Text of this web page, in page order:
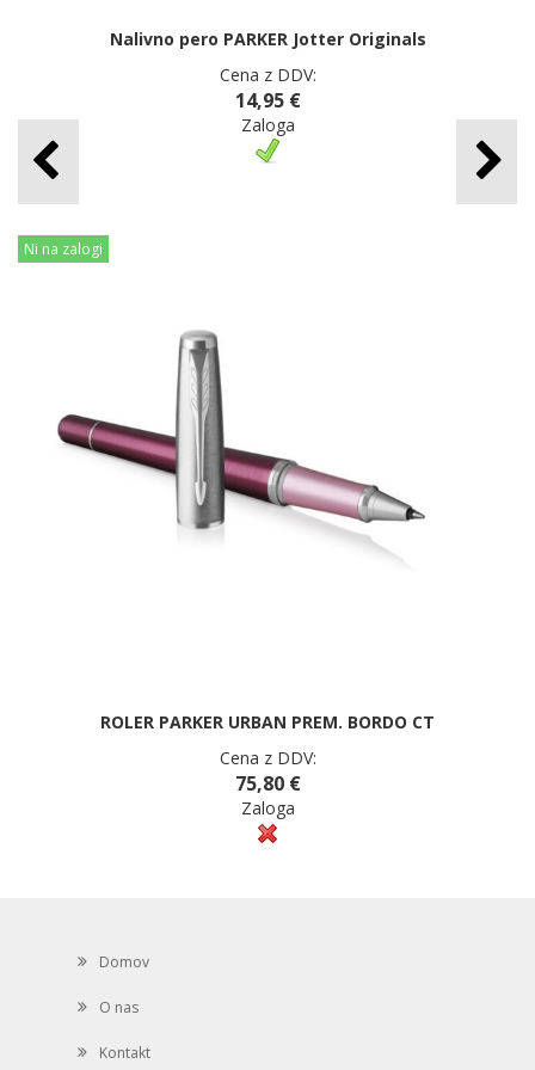
Nalivno pero PARKER Jotter Originals
Cena z DDV:
14,95 €
Zaloga
Ni na zalogi
ROLER PARKER URBAN PREM. BORDO CT
Cena z DDV:
75,80 €
Zaloga
Domov
O nas
Kontakt